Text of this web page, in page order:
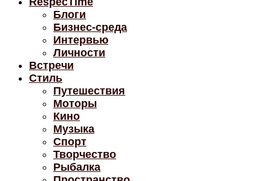
Блоги
Бизнес-среда
Интервью
Личности
Встречи
Стиль
Путешествия
Моторы
Кино
Музыка
Спорт
Творчество
Рыбалка